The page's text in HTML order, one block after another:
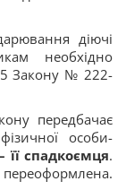
діючі
необхідно
Закону № 222-
передбачає
особи-
її спадкоємця.
переоформлена.